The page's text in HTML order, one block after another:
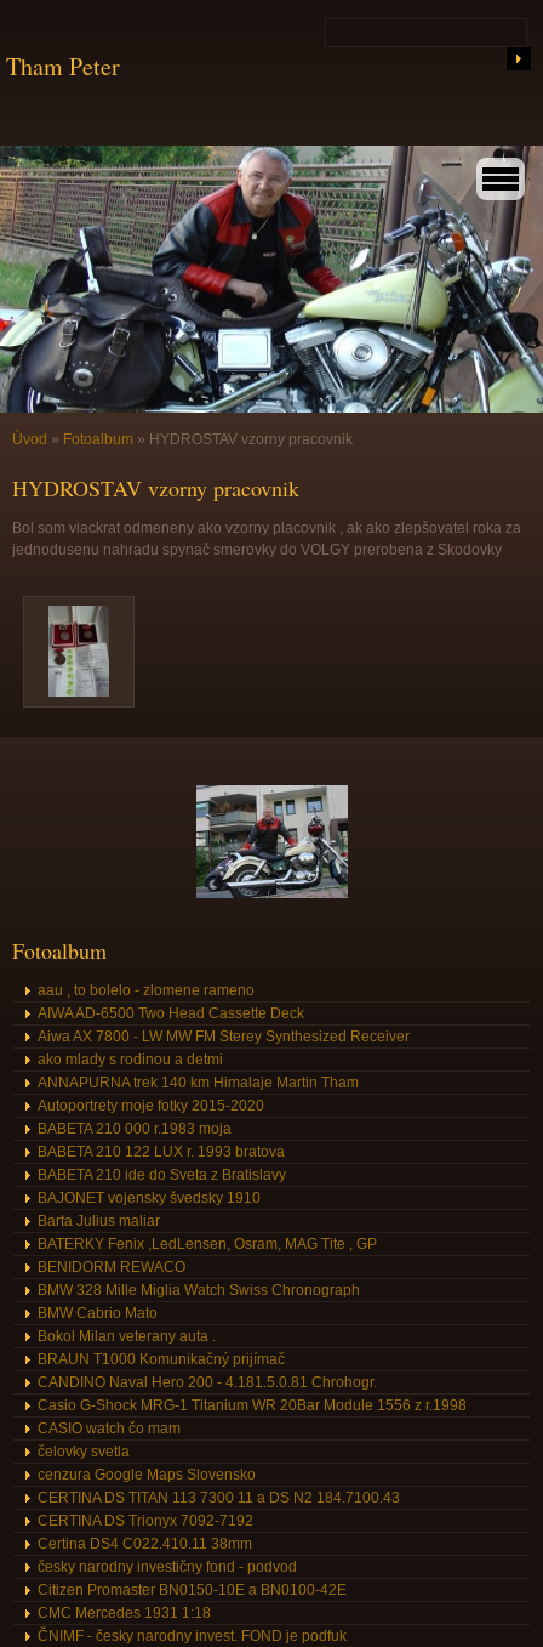
Tham Peter
Úvod » Fotoalbum » HYDROSTAV vzorny pracovnik
HYDROSTAV vzorny pracovnik
Bol som viackrat odmeneny ako vzorny placovnik , ak ako zlepšovatel roka za
jednodusenu nahradu spynač smerovky do VOLGY prerobena z Skodovky
Fotoalbum
aau , to bolelo - zlomene rameno
AIWA AD-6500 Two Head Cassette Deck
Aiwa AX 7800 - LW MW FM Sterey Synthesized Receiver
ako mlady s rodinou a detmi
ANNAPURNA trek 140 km Himalaje Martin Tham
Autoportrety moje fotky 2015-2020
BABETA 210 000 r.1983 moja
BABETA 210 122 LUX r. 1993 bratova
BABETA 210 ide do Sveta z Bratislavy
BAJONET vojensky švedsky 1910
Barta Julius maliar
BATERKY Fenix ,LedLensen, Osram, MAG Tite , GP
BENIDORM REWACO
BMW 328 Mille Miglia Watch Swiss Chronograph
BMW Cabrio Mato
Bokol Milan veterany auta .
BRAUN T1000 Komunikačný prijímač
CANDINO Naval Hero 200 - 4.181.5.0.81 Chrohogr.
Casio G-Shock MRG-1 Titanium WR 20Bar Module 1556 z r.1998
CASIO watch čo mam
čelovky svetla
cenzura Google Maps Slovensko
CERTINA DS TITAN 113 7300 11 a DS N2 184.7100.43
CERTINA DS Trionyx 7092-7192
Certina DS4 C022.410.11 38mm
česky narodny investičny fond - podvod
Citizen Promaster BN0150-10E a BN0100-42E
CMC Mercedes 1931 1:18
ČNIMF - česky narodny invest. FOND je podfuk